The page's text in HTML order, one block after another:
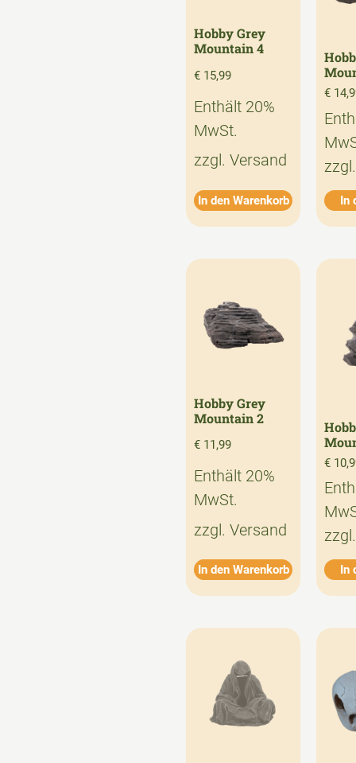
Hobby Grey
Mountain 4
€ 15,99
Enthält 20%
MwSt.
zzgl. Versand
In den Warenkorb
€
In
Hobby Grey
Mountain 2
€ 11,99
Enthält 20%
MwSt.
zzgl. Versand
In den Warenkorb
€
In